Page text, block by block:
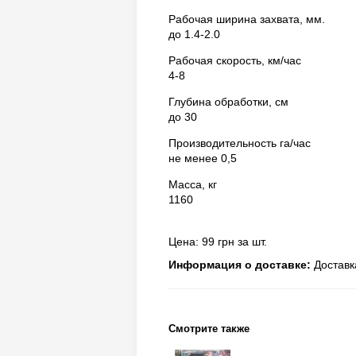
Рабочая ширина захвата, мм.
до 1.4-2.0
Рабочая скорость, км/час
4-8
Глубина обработки, см
до 30
Производительность га/час
не менее 0,5
Масса, кг
1160
Цена: 99 грн за шт.
Информация о доставке:
Смотрите также